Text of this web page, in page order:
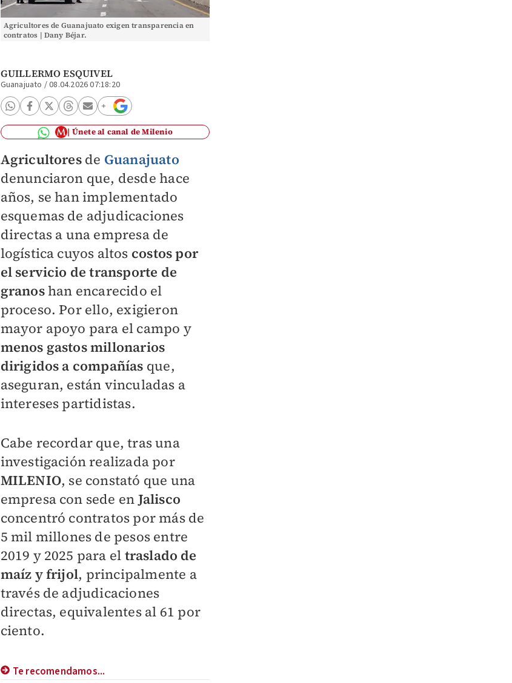
Agricultores de Guanajuato exigen transparencia en
contratos | Dany Béjar.
GUILLERMO ESQUIVEL
Guanajuato /08.04.2026 07:18:20
Únete al canal de Milenio
Agricultoresde Guanajuato
denunciaron que, desde hace
años, se han implementado
esquemas de adjudicaciones
directas a una empresa de
logística cuyos altos costos por
el servicio de transporte de
granoshan encarecido el
proceso. Por ello, exigieron
mayor apoyo para el campo y
menos gastos millonarios
dirigidos a compañías que,
aseguran, están vinculadas a
intereses partidistas.
Cabe recordar que, tras una
investigación realizada por
MILENIO, se constató que una
empresa con sede en Jalisco
concentró contratos por más de
5 mil millones de pesos entre
2019 y 2025 para el traslado de
maíz y frijol, principalmente a
través de adjudicaciones
directas, equivalentes al 61 por
ciento.
Te recomendamos...